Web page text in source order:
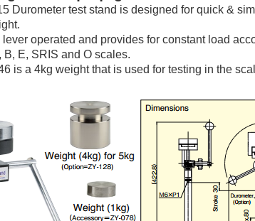
Durometer test stand is designed for quick &
operated and provides for constant load
B, E, SRIS and O scales.
is a 4kg weight that is used for testing in the